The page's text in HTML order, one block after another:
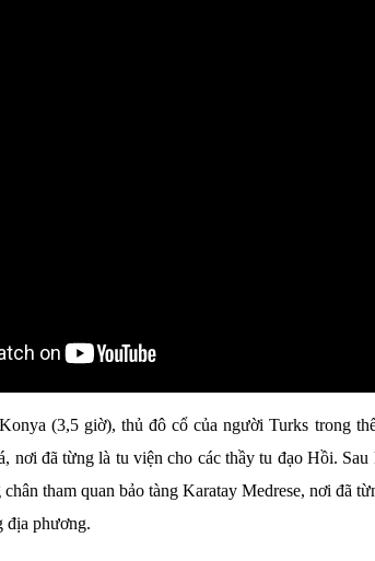
(3,5 giờ), thủ đô cổ của người Turks trong
nơi đã từng là tu viện cho các thầy tu đạo Hồi.
tham quan bảo tàng Karatay Medrese, nơi đã
địa phương.